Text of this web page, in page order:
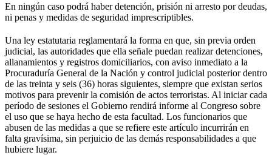
En ningún caso podrá haber detención, prisión ni arresto por deudas,
ni penas y medidas de seguridad imprescriptibles.
Una ley estatutaria reglamentará la forma en que, sin previa orden
judicial, las autoridades que ella señale puedan realizar detenciones,
allanamientos y registros domiciliarios, con aviso inmediato a la
Procuraduría General de la Nación y control judicial posterior dentro
de las treinta y seis (36) horas siguientes, siempre que existan serios
motivos para prevenir la comisión de actos terroristas. Al iniciar cada
período de sesiones el Gobierno rendirá informe al Congreso sobre
el uso que se haya hecho de esta facultad. Los funcionarios que
abusen de las medidas a que se refiere este artículo incurrirán en
falta gravísima, sin perjuicio de las demás responsabilidades a que
hubiere lugar.